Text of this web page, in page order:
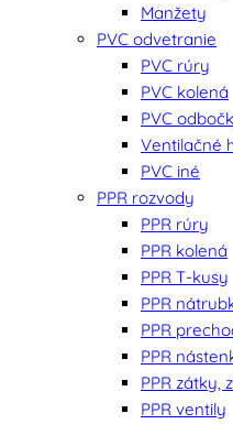
Manžety
PVC odvetranie
PVC rúry
PVC kolená
PVC
Ventilačné
PVC iné
PPR rozvody
PPR rúry
PPR kolená
PPR T-kusy
PPR
PPR
PPR
PPR zátky,
PPR ventily